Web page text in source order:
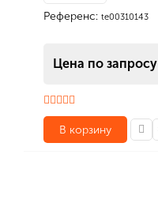
Референс: te00310143
Цена по запросу
В корзину